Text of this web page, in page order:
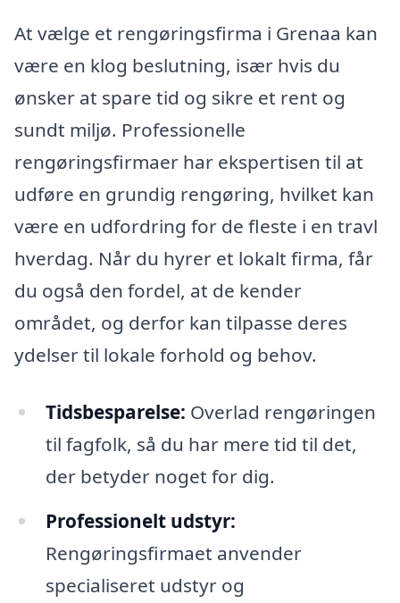
At vælge et rengøringsfirma i Grenaa kan
være en klog beslutning, især hvis du
ønsker at spare tid og sikre et rent og
sundt miljø. Professionelle
rengøringsfirmaer har ekspertisen til at
udføre en grundig rengøring, hvilket kan
være en udfordring for de fleste i en travl
hverdag. Når du hyrer et lokalt firma, får
du også den fordel, at de kender
området, og derfor kan tilpasse deres
ydelser til lokale forhold og behov.
Tidsbesparelse: Overlad rengøringen
til fagfolk, så du har mere tid til det,
der betyder noget for dig.
Professionelt udstyr:
Rengøringsfirmaet anvender
specialiseret udstyr og